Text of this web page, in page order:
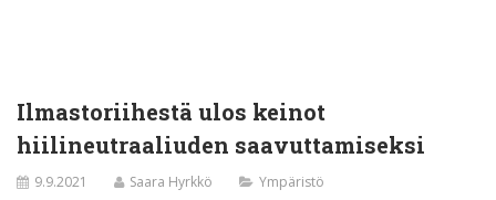
Ilmastoriihestä ulos keinot
hiilineutraaliuden saavuttamiseksi
9.9.2021 Saara Hyrkkö
Ympäristö